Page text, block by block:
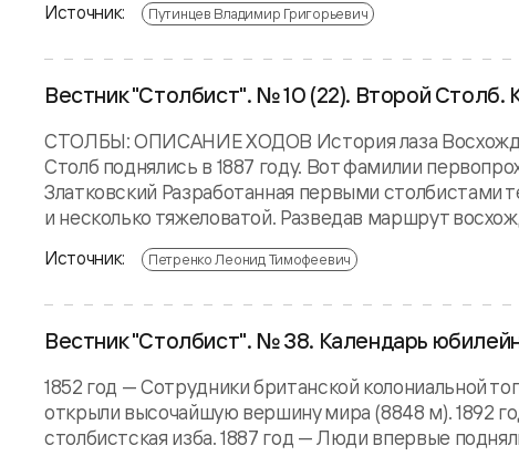
Источник: Путинцев Владимир Григорьевич
Вестник "Столбист". № 10 (22). Второй Столб.
СТОЛБЫ: ОПИСАНИЕ ХОДОВ История лаза
Столб поднялись в 1887 году. Вот фамилии
Златковский Разработанная первыми столбистами
и несколько тяжеловатой. Разведав маршрут
Источник: Петренко Леонид Тимофеевич
Вестник "Столбист". № 38. Календарь
1852 год — Сотрудники британской колониальной
открыли высочайшую вершину мира (8848 м). 1892
столбистская изба. 1887 год — Люди впервые